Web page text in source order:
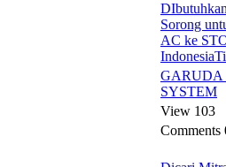
Sorong
AC ke
GARUDA
SYSTEM
View 103
Comments